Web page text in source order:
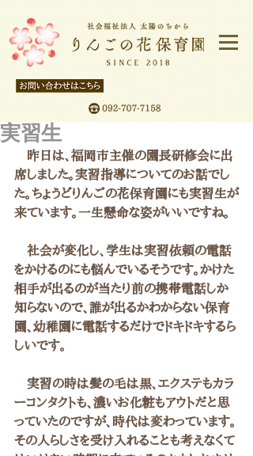
実習生
昨日は、福岡市主催の園長研修会に出
席しました。実習指導についてのお話でし
た。ちょうどりんごの花保育園にも実習生が
来ています。一生懸命な姿がいいですね。
社会が変化し、学生は実習依頼の電話
をかけるのにも悩んでいるそうです。かけた
相手が出るのが当たり前の携帯電話しか
知らないので、誰が出るかわからない保育
園、幼稚園に電話するだけでドキドキするら
しいです。
実習の時は髪の毛は黒、エクステもカラ
ーコンタクトも、濃いお化粧もアウトだと思
っていたのですが、時代は変わっています。
その人らしさを受け入れることも考えなくて